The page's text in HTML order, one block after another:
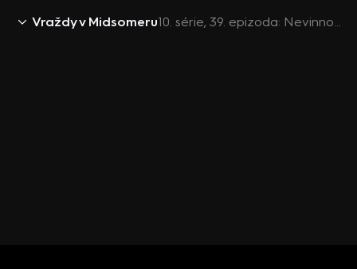
Vraždy v Midsomeru 10. série, 39. epizoda: Nevinnost sama